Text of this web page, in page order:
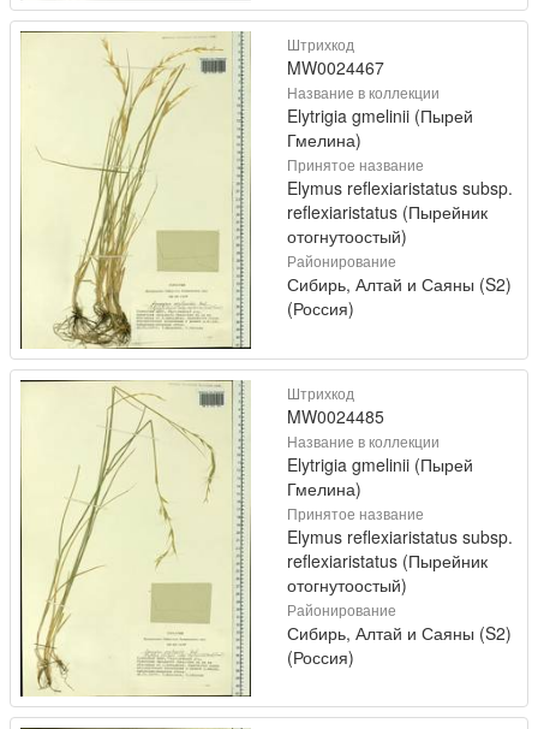
Штрихкод
MW0024467
Название в коллекции
Elytrigia gmelinii (Пырей
Гмелина)
Принятое название
Elymus reflexiaristatus subsp.
reflexiaristatus (Пырейник
отогнутоостый)
Районирование
Сибирь, Алтай и Саяны (S2)
(Россия)
Штрихкод
MW0024485
Название в коллекции
Elytrigia gmelinii (Пырей
Гмелина)
Принятое название
Elymus reflexiaristatus subsp.
reflexiaristatus (Пырейник
отогнутоостый)
Районирование
Сибирь, Алтай и Саяны (S2)
(Россия)